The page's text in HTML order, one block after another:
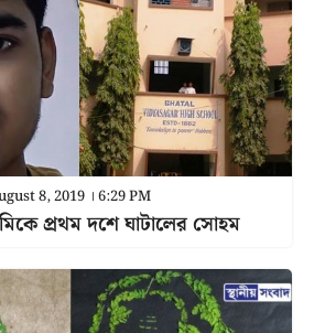
8, 2019 । 6:29 PM
প্রথম দশে ঘাটালের সোহম